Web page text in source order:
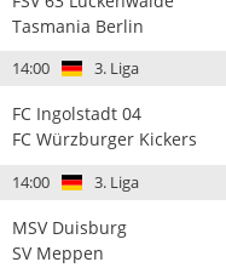
Tasmania Berlin
14:00 3. Liga
FC Ingolstadt 04
FC Würzburger Kickers
14:00 3. Liga
MSV Duisburg
SV Meppen